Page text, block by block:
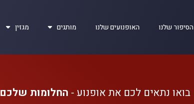
הסיפור שלנו האופנועים שלנו מותגים מגזין
בואו נתאים לכם את אופנוע - החלומות שלכם